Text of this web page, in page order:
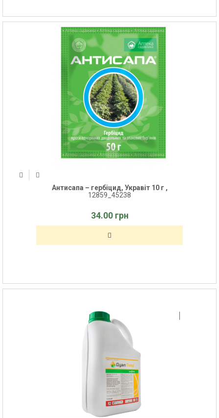
Антисапа – гербіцид, Укравіт 10 г ,
12859_45238
34.00 грн